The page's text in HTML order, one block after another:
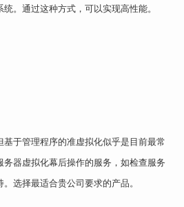
。通过这种方式，可以实现高性能。
于管理程序的准虚拟化似乎是目前最常
器虚拟化幕后操作的服务，如检查服务
选择最适合贵公司要求的产品。